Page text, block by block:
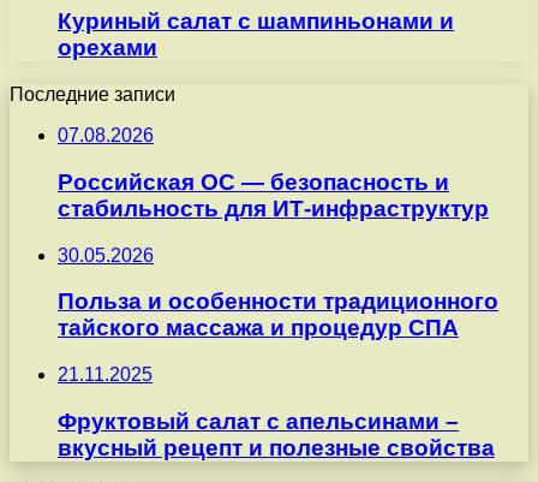
Куриный салат с шампиньонами и
орехами
Последние записи
07.08.2026
Российская ОС — безопасность и
стабильность для ИТ-инфраструктур
30.05.2026
Польза и особенности традиционного
тайского массажа и процедур СПА
21.11.2025
Фруктовый салат с апельсинами –
вкусный рецепт и полезные свойства